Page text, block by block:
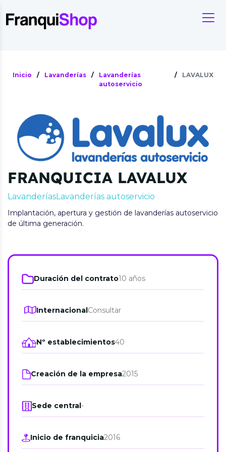
Inicio / Lavanderías /
Lavanderías
autoservicio
/ LAVALUX
FRANQUICIA LAVALUX
LavanderíasLavanderías autoservicio
Implantación, apertura y gestión de lavanderías autoservicio
de última generación.
Duración del contrato10 años
InternacionalConsultar
Nº establecimientos40
Creación de la empresa2015
Sede central-
Inicio de franquicia2016